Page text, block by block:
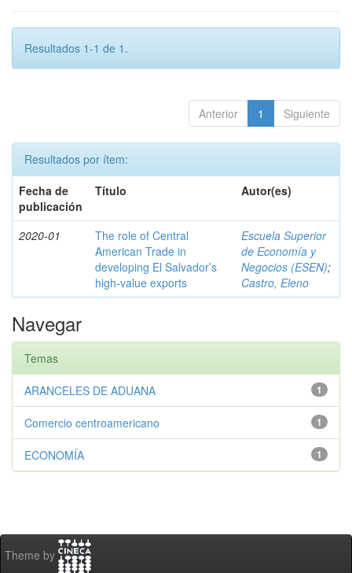
Resultados 1-1 de 1.
Anterior 1 Siguiente
Resultados por ítem:
Fecha de
publicación
Título Autor(es)
2020-01
The role of Central
American Trade in
developing El Salvador’s
high-value exports
Escuela Superior
de Economía y
Negocios (ESEN);
Castro, Eleno
Navegar
Temas
1
ARANCELES DE ADUANA
1
Comercio centroamericano
1
ECONOMÍA
Theme by